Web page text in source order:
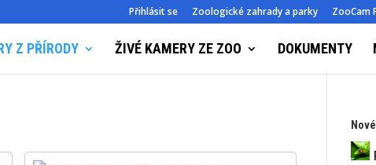
Přihlásit se Zoologické zahrady a parky ZooCam
Z PŘÍRODY ŽIVÉ KAMERY ZE ZOO DOKUMENTY